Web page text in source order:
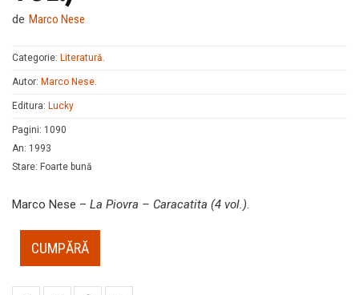
de Marco Nese
Categorie: Literatură.
Autor: Marco Nese.
Editura: Lucky
Pagini: 1090
An: 1993
Stare: Foarte bună
Marco Nese – La Piovra – Caracatita (4 vol.).
CUMPĂRĂ